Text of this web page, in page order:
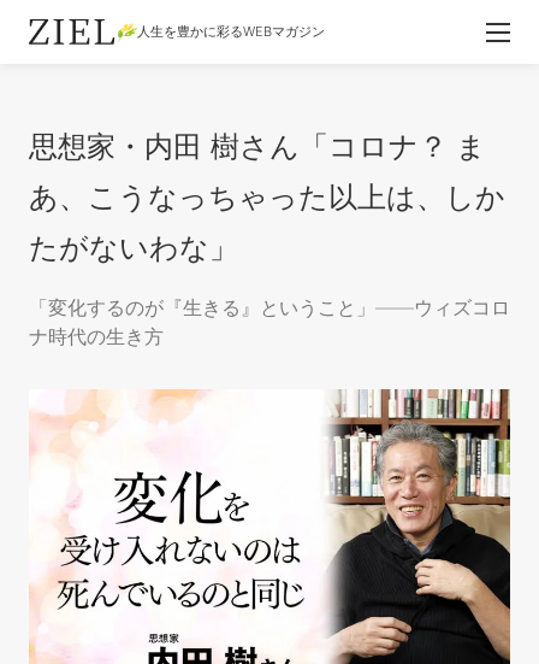
人生を豊かに彩るWEBマガジン
思想家・内田 樹さん「コロナ？ ま
あ、こうなっちゃった以上は、しか
たがないわな」
「変化するのが『生きる』ということ」――ウィズコロ
ナ時代の生き方